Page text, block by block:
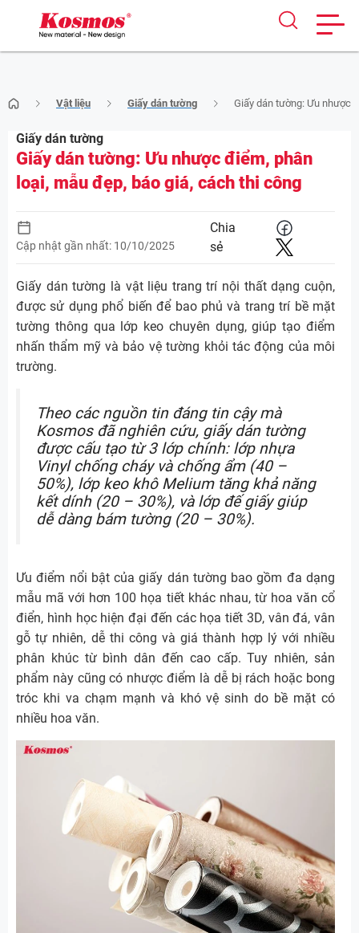
to
content
Vật liệu Giấy dán tường Giấy dán tường: Ưu nhược
Giấy dán tường
Giấy dán tường: Ưu nhược điểm, phân
loại, mẫu đẹp, báo giá, cách thi công
Cập nhật gần nhất: 10/10/2025
Chia
sẻ
Giấy dán tường là vật liệu trang trí nội thất dạng cuộn,
được sử dụng phổ biến để bao phủ và trang trí bề mặt
tường thông qua lớp keo chuyên dụng, giúp tạo điểm
nhấn thẩm mỹ và bảo vệ tường khỏi tác động của môi
trường.
Theo các nguồn tin đáng tin cậy mà
Kosmos đã nghiên cứu, giấy dán tường
được cấu tạo từ 3 lớp chính: lớp nhựa
Vinyl chống cháy và chống ẩm (40 –
50%), lớp keo khô Melium tăng khả năng
kết dính (20 – 30%), và lớp đế giấy giúp
dễ dàng bám tường (20 – 30%).
Ưu điểm nổi bật của giấy dán tường bao gồm đa dạng
mẫu mã với hơn 100 họa tiết khác nhau, từ hoa văn cổ
điển, hình học hiện đại đến các họa tiết 3D, vân đá, vân
gỗ tự nhiên, dễ thi công và giá thành hợp lý với nhiều
phân khúc từ bình dân đến cao cấp. Tuy nhiên, sản
phẩm này cũng có nhược điểm là dễ bị rách hoặc bong
tróc khi va chạm mạnh và khó vệ sinh do bề mặt có
nhiều hoa văn.